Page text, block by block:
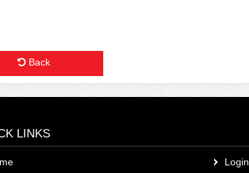
Back
LINKS
Login